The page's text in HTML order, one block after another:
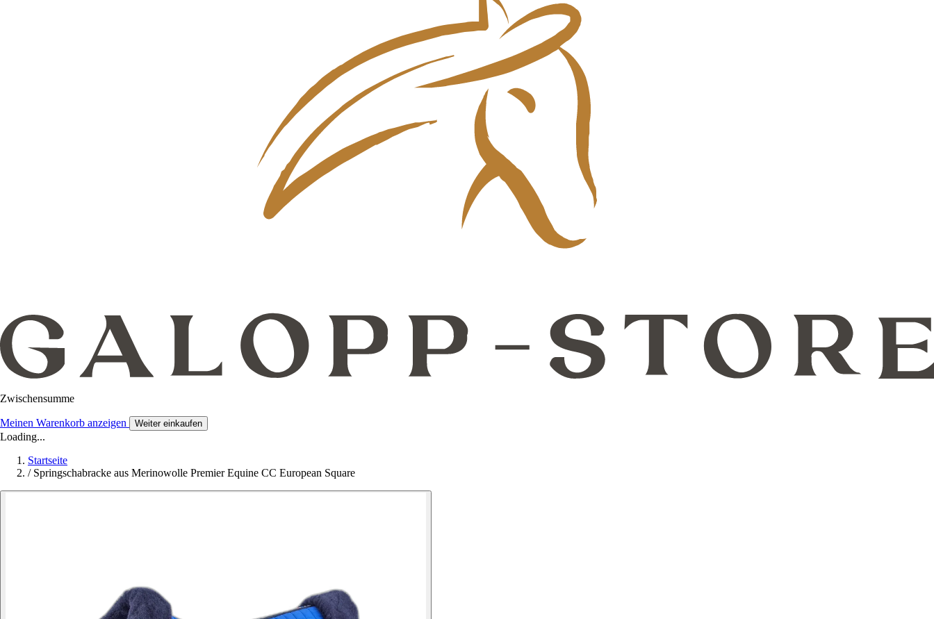
Zwischensumme
Meinen Warenkorb anzeigen Weiter einkaufen
Loading...
Startseite
/ Springschabracke aus Merinowolle Premier Equine CC European Square